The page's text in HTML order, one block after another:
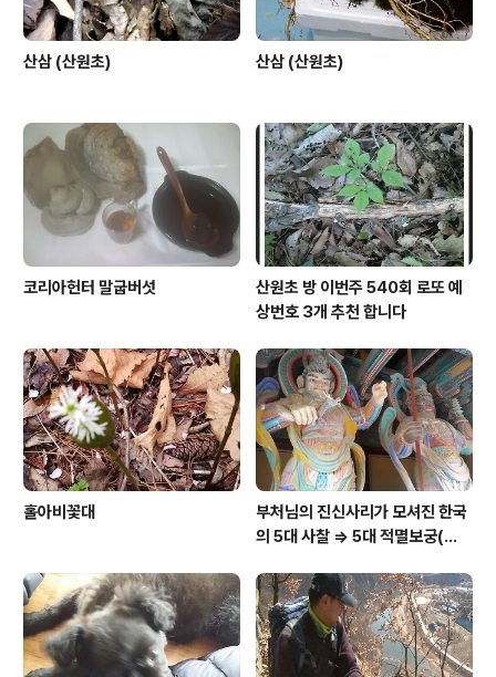
산삼 (산원초) 산삼 (산원초)
코리아헌터 말굽버섯
산원초 방 이번주 540회 로또 예
상번호 3개 추천 합니다
홀아비꽃대
부처님의 진신사리가 모셔진 한국
의 5대 사찰 => 5대 적멸보궁(寂